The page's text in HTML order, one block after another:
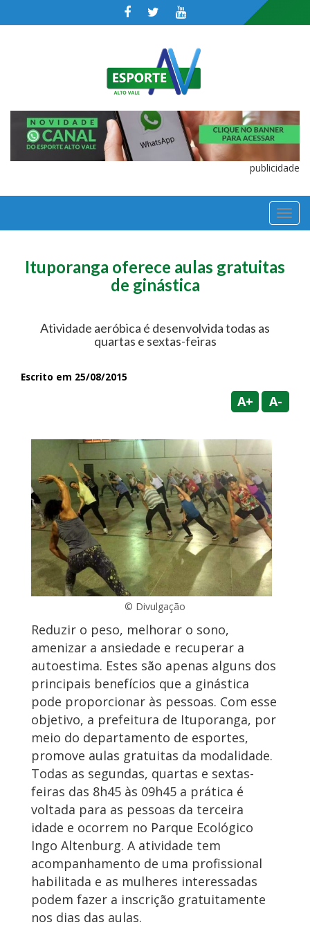
publicidade
Ituporanga oferece aulas gratuitas
de ginástica
Atividade aeróbica é desenvolvida todas as
quartas e sextas-feiras
Escrito em 25/08/2015
A+ A-
© Divulgação
Reduzir o peso, melhorar o sono,
amenizar a ansiedade e recuperar a
autoestima. Estes são apenas alguns dos
principais benefícios que a ginástica
pode proporcionar às pessoas. Com esse
objetivo, a prefeitura de Ituporanga, por
meio do departamento de esportes,
promove aulas gratuitas da modalidade.
Todas as segundas, quartas e sextas-
feiras das 8h45 às 09h45 a prática é
voltada para as pessoas da terceira
idade e ocorrem no Parque Ecológico
Ingo Altenburg. A atividade tem
acompanhamento de uma profissional
habilitada e as mulheres interessadas
podem fazer a inscrição gratuitamente
nos dias das aulas.